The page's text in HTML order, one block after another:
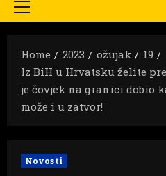
Primary
Home
2023 ožujak
19
Iz BiH u Hrvatsku želite
je čovjek na granici dobio
može i u zatvor!
Novosti